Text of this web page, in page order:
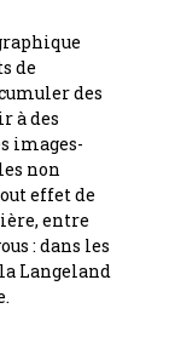
de
des
à des
images-
non
effet de
entre
: dans les
Langeland